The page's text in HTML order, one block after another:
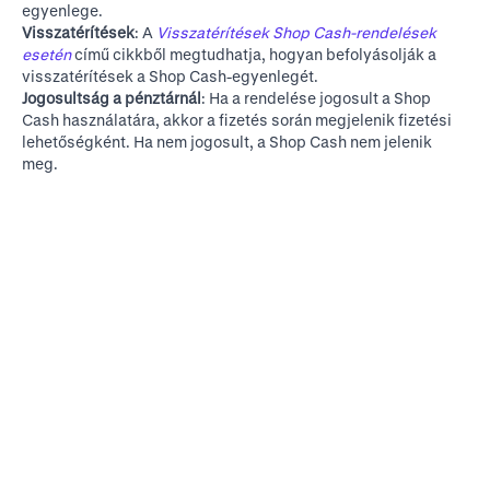
egyenlege.
Visszatérítések: A Visszatérítések Shop Cash-rendelések
eseténcímű cikkből megtudhatja, hogyan befolyásolják a
visszatérítések a Shop Cash-egyenlegét.
Jogosultság a pénztárnál: Ha a rendelése jogosult a Shop
Cash használatára, akkor a fizetés során megjelenik fizetési
lehetőségként. Ha nem jogosult, a Shop Cash nem jelenik
meg.